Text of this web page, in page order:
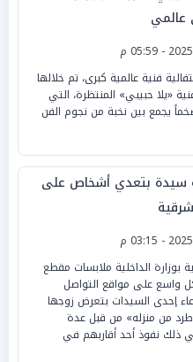
عالمي
فنية عالمية كبرى، تم خلالها
«يلا حبيبي» المنتظرة، التي
يجمع بين نخبة من نجوم الفن
سيدة بتعدي أشخاص على
بوزارة الداخلية ملابسات مقطع
واسع على مواقع التواصل
إحدى السيدات بتعرض زوجها
«طرد من منزله» من قبل عدة
نفوذ أحد أقاربهم في